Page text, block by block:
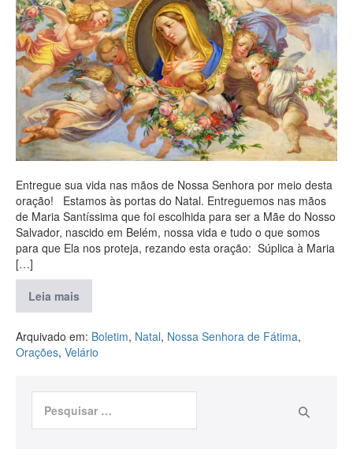
Entregue sua vida nas mãos de Nossa Senhora por meio desta
oração! Estamos às portas do Natal. Entreguemos nas mãos
de Maria Santíssima que foi escolhida para ser a Mãe do Nosso
Salvador, nascido em Belém, nossa vida e tudo o que somos
para que Ela nos proteja, rezando esta oração: Súplica à Maria
[…]
Leia mais
Arquivado em: Boletim, Natal, Nossa Senhora de Fátima,
Orações, Velário